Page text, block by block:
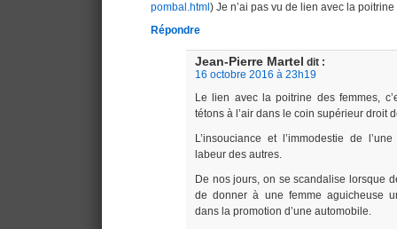
pombal.html ) Je n’ai pas vu de lien avec la poitrine
Répondre
Jean-Pierre Martel dit :
16 octobre 2016 à 23h19
Le lien avec la poitrine des femmes,
tétons à l’air dans le coin supérieur droit
L’insouciance et l’immodestie de
labeur des autres.
De nos jours, on se scandalise lorsque
de donner à une femme aguicheuse
dans la promotion d’une automobile.